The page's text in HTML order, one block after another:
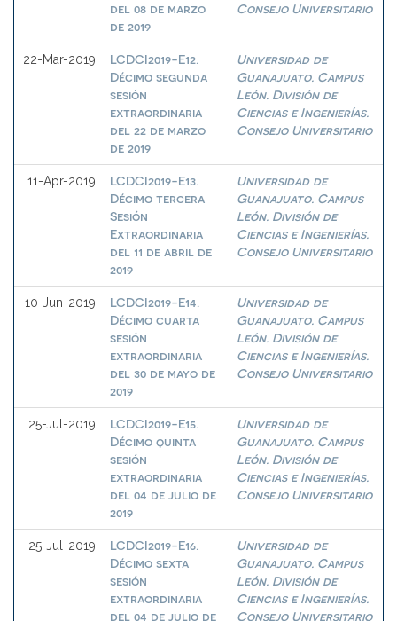
del 08 de marzo
de 2019
Consejo Universitario
22-Mar-2019
LCDCI2019-E12.
Décimo segunda
sesión
extraordinaria
del 22 de marzo
de 2019
Universidad de
Guanajuato. Campus
León. División de
Ciencias e Ingenierías.
Consejo Universitario
11-Apr-2019
LCDCI2019-E13.
Décimo tercera
Sesión
Extraordinaria
del 11 de abril de
2019
Universidad de
Guanajuato. Campus
León. División de
Ciencias e Ingenierías.
Consejo Universitario
10-Jun-2019
LCDCI2019-E14.
Décimo cuarta
sesión
extraordinaria
del 30 de mayo de
2019
Universidad de
Guanajuato. Campus
León. División de
Ciencias e Ingenierías.
Consejo Universitario
25-Jul-2019
LCDCI2019-E15.
Décimo quinta
sesión
extraordinaria
del 04 de julio de
2019
Universidad de
Guanajuato. Campus
León. División de
Ciencias e Ingenierías.
Consejo Universitario
25-Jul-2019
LCDCI2019-E16.
Décimo sexta
sesión
extraordinaria
del 04 de julio de
Universidad de
Guanajuato. Campus
León. División de
Ciencias e Ingenierías.
Consejo Universitario